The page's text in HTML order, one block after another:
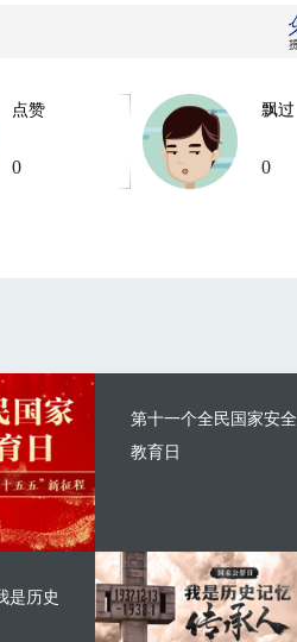
点赞
0
飘过
0
第十一个全民国家安全
教育日
是历史